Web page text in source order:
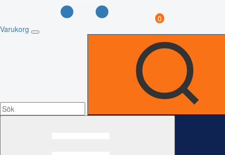
0
Varukorg